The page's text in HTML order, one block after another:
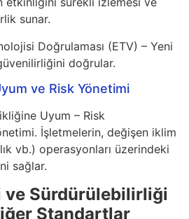
sunar.
Doğrulaması (ETV) – Yeni
doğrular.
ve Risk Yönetimi
Uyum – Risk
İşletmelerin, değişen iklim
vb.) operasyonları üzerindeki
sağlar.
ve Sürdürülebilirliği
Standartlar